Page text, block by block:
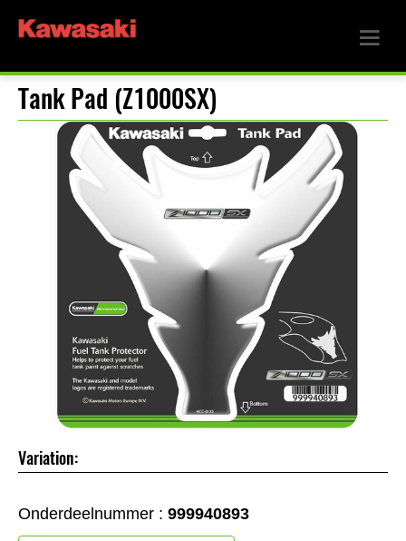
Tank Pad (Z1000SX)
Variation:
Onderdeelnummer : 999940893